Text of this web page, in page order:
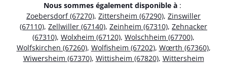
Nous sommes également disponible à :
Zoebersdorf (67270), Zittersheim (67290), Zinswiller
(67110), Zellwiller (67140), Zeinheim (67310), Zehnacker
(67310), Wolxheim (67120), Wolschheim (67700),
Wolfskirchen (67260), Wolfisheim (67202), Wœrth (67360),
Wiwersheim (67370), Wittisheim (67820), Wittersheim